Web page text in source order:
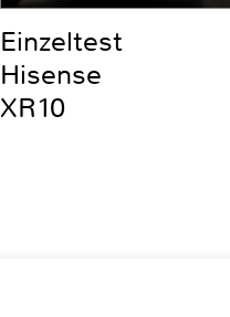
Einzeltest
Hisense
XR10